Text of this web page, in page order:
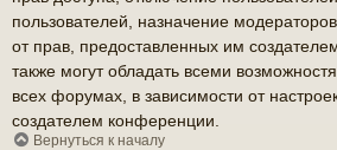
пользователей, назначение
от прав, предоставленных им
также могут обладать всеми
всех форумах, в зависимости от
создателем конференции.
Вернуться к началу